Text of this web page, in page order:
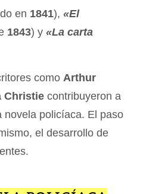
en 1841), «El
1843) y «La carta
como Arthur
Christie contribuyeron a
novela policíaca. El paso
el desarrollo de